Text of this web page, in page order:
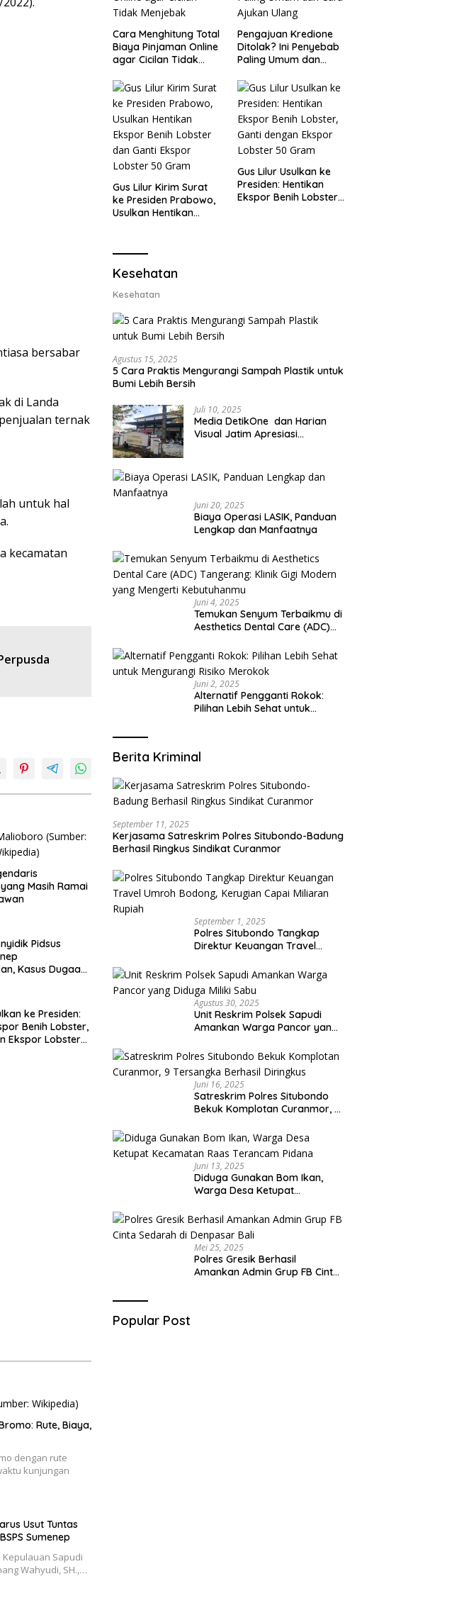
bersabar
di Landa
ternak
untuk hal
kecamatan
Masih Ramai
Pidsus
Kasus Dugaan
ke Presiden:
Benih Lobster,
Ekspor Lobster
Rute, Biaya,
dengan rute
kunjungan
Usut Tuntas
Sumenep
Kepulauan Sapudi
Wahyudi, SH.,…
Cara Menghitung Total
Biaya Pinjaman Online
agar Cicilan Tidak
Pengajuan Kredione
Ditolak? Ini Penyebab
Paling Umum dan
Gus Lilur Kirim Surat
ke Presiden Prabowo,
Usulkan Hentikan
Lobster 50 Gram
Gus Lilur Usulkan ke
Presiden: Hentikan
Ekspor Benih Lobster,
Kesehatan
Kesehatan
Agustus 15, 2025
5 Cara Praktis Mengurangi Sampah Plastik untuk
Bumi Lebih Bersih
Juli 10, 2025
Media DetikOne dan Harian
Visual Jatim Apresiasi
Juni 20, 2025
Biaya Operasi LASIK, Panduan
Lengkap dan Manfaatnya
Juni 4, 2025
Temukan Senyum Terbaikmu di
Aesthetics Dental Care (ADC)
yang Mengerti Kebutuhanmu
Juni 2, 2025
Alternatif Pengganti Rokok:
Pilihan Lebih Sehat untuk
Berita Kriminal
September 11, 2025
Kerjasama Satreskrim Polres Situbondo-Badung
Berhasil Ringkus Sindikat Curanmor
September 1, 2025
Polres Situbondo Tangkap
Direktur Keuangan Travel
Capai Miliaran Rupiah
Agustus 30, 2025
Unit Reskrim Polsek Sapudi
Amankan Warga Pancor yang
Juni 16, 2025
Satreskrim Polres Situbondo
Bekuk Komplotan Curanmor, 9
Juni 13, 2025
Diduga Gunakan Bom Ikan,
Warga Desa Ketupat
Pidana
Mei 25, 2025
Polres Gresik Berhasil
Amankan Admin Grup FB Cinta
Popular Post